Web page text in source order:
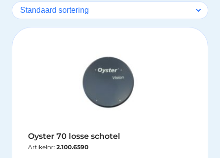
Oyster 70 losse schotel
Artikelnr: 2.100.6590